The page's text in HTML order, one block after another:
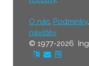
O nás, Podmínky,
návštěv
© 1977-2026